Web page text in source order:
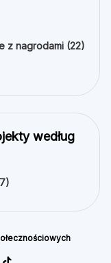
z nagrodami (22)
według